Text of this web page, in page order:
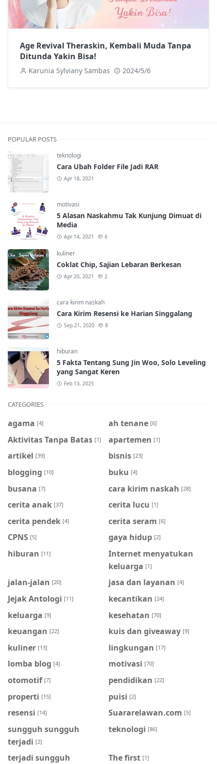
Age Revival Theraskin, Kembali Muda Tanpa
Ditunda Yakin Bisa!
Karunia Sylviany Sambas 2024/5/6
POPULAR POSTS
teknologi
Cara Ubah Folder File Jadi RAR
Apr 18, 2021
motivasi
5 Alasan Naskahmu Tak Kunjung Dimuat di
Media
Apr 14, 2021 6
kuliner
Coklat Chip, Sajian Lebaran Berkesan
Apr 20, 2021 2
cara kirim naskah
Cara Kirim Resensi ke Harian Singgalang
Sep 21, 2020 8
hiburan
5 Fakta Tentang Sung Jin Woo, Solo Leveling
yang Sangat Keren
Feb 13, 2025
CATEGORIES
agama [4] ah tenane [6]
Aktivitas Tanpa Batas [1] apartemen [1]
artikel [39] bisnis [23]
blogging [10] buku [4]
busana [7] cara kirim naskah [28]
cerita anak [37] cerita lucu [1]
cerita pendek [4] cerita seram [6]
CPNS [5] gaya hidup [2]
hiburan [11]
Internet menyatukan
keluarga [1]
jalan-jalan [20] jasa dan layanan [4]
Jejak Antologi [11] kecantikan [24]
keluarga [9] kesehatan [70]
keuangan [22] kuis dan giveaway [9]
kuliner [13] lingkungan [17]
lomba blog [4] motivasi [70]
otomotif [7] pendidikan [22]
properti [15] puisi [2]
resensi [14] Suararelawan.com [5]
sungguh sungguh
terjadi [2]
teknologi [86]
terjadi sungguh
The first [1]